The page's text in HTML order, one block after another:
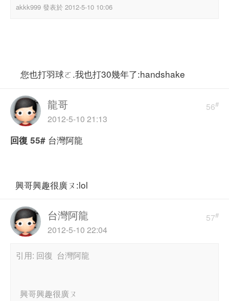
akkk999 發表於 2012-5-10 10:06
您也打羽球ㄛ.我也打30幾年了:handshake
56#
龍哥
2012-5-10 21:13
回復 55# 台灣阿龍
興哥興趣很廣ㄡ:lol
57#
台灣阿龍
2012-5-10 22:04
引用: 回復 台灣阿龍
興哥興趣很廣ㄡ